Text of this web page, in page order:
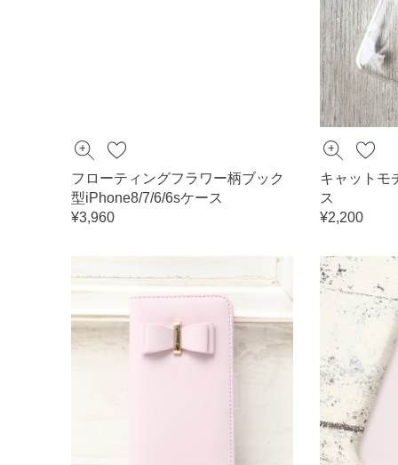
フローティングフラワー柄ブック
型iPhone8/7/6/6sケース
¥3,960
キャットモ
ス
¥2,200